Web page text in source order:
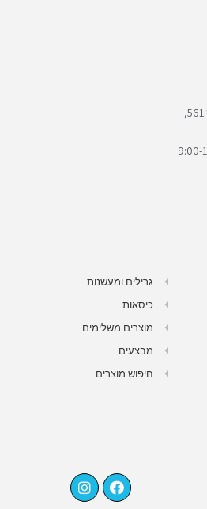
אזה״ת אבן יהודה על כביש 561,
גרילים ומעשנות
כיסאות
מוצרים משלימים
מבצעים
חיפוש מוצרים